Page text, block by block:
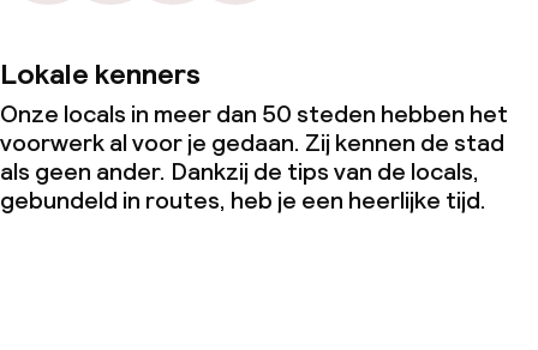
Lokale kenners
Onze locals in meer dan 50 steden hebben het
voorwerk al voor je gedaan. Zij kennen de stad
als geen ander. Dankzij de tips van de locals,
gebundeld in routes, heb je een heerlijke tijd.